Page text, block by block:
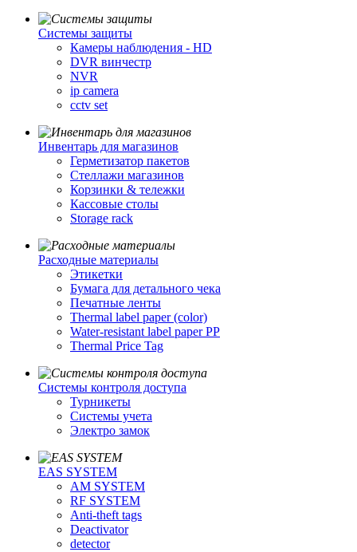
Cистемы защиты
Камеры наблюдения - HD
DVR винчестр
NVR
ip camera
cctv set
Инвентарь для магазинов
Герметизатор пакетов
Стеллажи магазинов
Корзинки & тележки
Кассовые столы
Storage rack
Расходные материалы
Этикетки
Бумага для детального чека
Печатные ленты
Thermal label paper (color)
Water-resistant label paper PP
Thermal Price Tag
Системы контроля доступа
Турникеты
Cистемы учета
Электро замок
EAS SYSTEM
AM SYSTEM
RF SYSTEM
Anti-theft tags
Deactivator
detector